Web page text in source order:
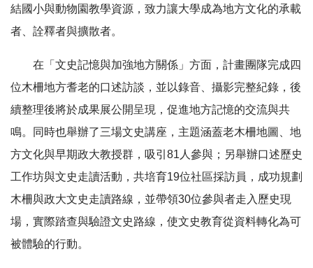
結國小與動物園教學資源，致力讓大學成為地方文化的承載
者、詮釋者與擴散者。
在「文史記憶與加強地方關係」方面，計畫團隊完成四
位木柵地方耆老的口述訪談，並以錄音、攝影完整紀錄，後
續整理後將於成果展公開呈現，促進地方記憶的交流與共
鳴。同時也舉辦了三場文史講座，主題涵蓋老木柵地圖、地
方文化與早期政大教授群，吸引81人參與；另舉辦口述歷史
工作坊與文史走讀活動，共培育19位社區採訪員，成功規劃
木柵與政大文史走讀路線，並帶領30位參與者走入歷史現
場，實際踏查與驗證文史路線，使文史教育從資料轉化為可
被體驗的行動。